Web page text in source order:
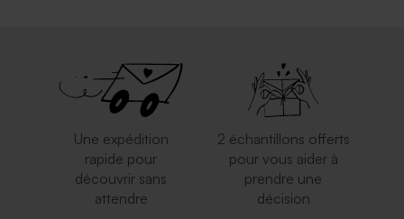
Une expédition
rapide pour
découvrir sans
attendre
2 échantillons offerts
pour vous aider à
prendre une
décision